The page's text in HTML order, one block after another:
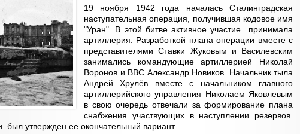
19 ноября 1942 года началась Сталинградская
наступательная операция, получившая кодовое имя
"Уран". В этой битве активное участие принимала
артиллерия. Разработкой плана операции вместе с
представителями Ставки Жуковым и Василевским
занимались командующие артиллерией Николай
Воронов и ВВС Александр Новиков. Начальник тыла
Андрей Хрулёв вместе с начальником главного
артиллерийского управления Николаем Яковлевым
в свою очередь отвечали за формирование плана
снабжения участвующих в наступлении резервов.
утвержден ее окончательный вариант.